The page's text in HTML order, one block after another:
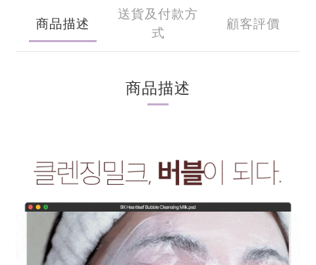
商品描述
送貨及付款方
式
顧客評價
商品描述